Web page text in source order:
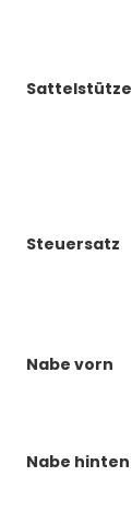
Sattelstütze
Steuersatz
Nabe vorn
Nabe hinten